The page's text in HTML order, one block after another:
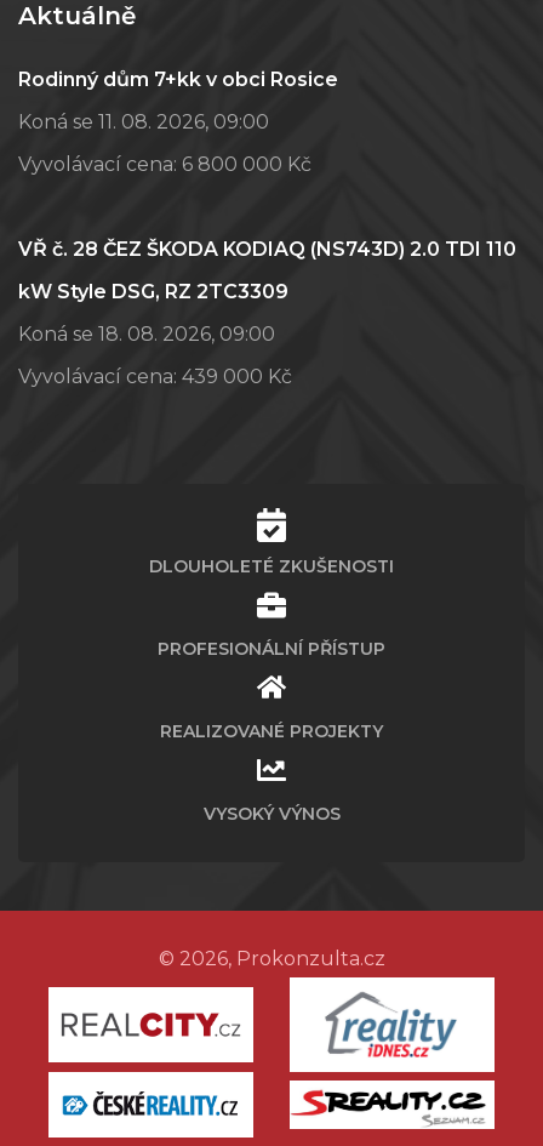
Aktuálně
Rodinný dům 7+kk v obci Rosice
Koná se 11. 08. 2026, 09:00
Vyvolávací cena: 6 800 000 Kč
VŘ č. 28 ČEZ ŠKODA KODIAQ (NS743D) 2.0 TDI 110
kW Style DSG, RZ 2TC3309
Koná se 18. 08. 2026, 09:00
Vyvolávací cena: 439 000 Kč
DLOUHOLETÉ ZKUŠENOSTI
PROFESIONÁLNÍ PŘÍSTUP
REALIZOVANÉ PROJEKTY
VYSOKÝ VÝNOS
© 2026, Prokonzulta.cz